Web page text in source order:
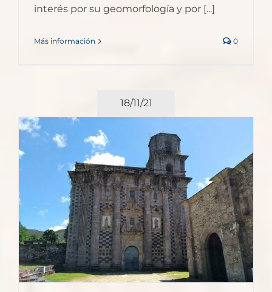
interés por su geomorfología y por [...]
Más información 0
18/11/21